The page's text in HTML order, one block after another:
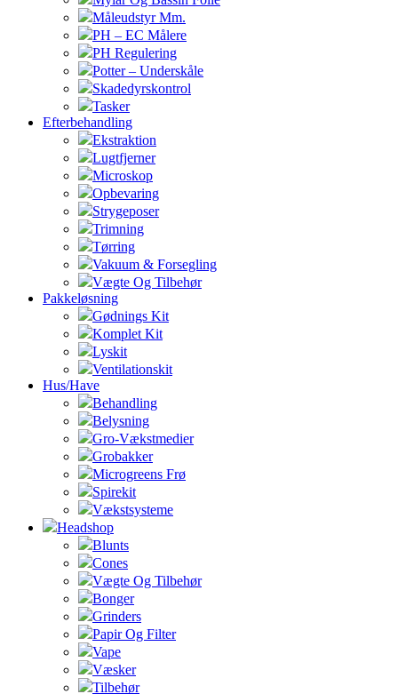
Måleudstyr Mm.
PH – EC Målere
PH Regulering
Potter – Underskåle
Skadedyrskontrol
Tasker
Efterbehandling
Ekstraktion
Lugtfjerner
Microskop
Opbevaring
Strygeposer
Trimning
Tørring
Vakuum & Forsegling
Vægte Og Tilbehør
Pakkeløsning
Gødnings Kit
Komplet Kit
Lyskit
Ventilationskit
Hus/Have
Behandling
Belysning
Gro-Vækstmedier
Grobakker
Microgreens Frø
Spirekit
Vækstsysteme
Headshop
Blunts
Cones
Vægte Og Tilbehør
Bonger
Grinders
Papir Og Filter
Vape
Væsker
Tilbehør